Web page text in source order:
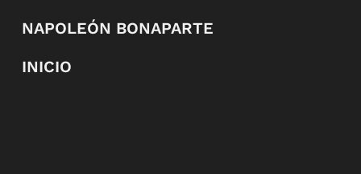
NAPOLEÓN BONAPARTE
INICIO